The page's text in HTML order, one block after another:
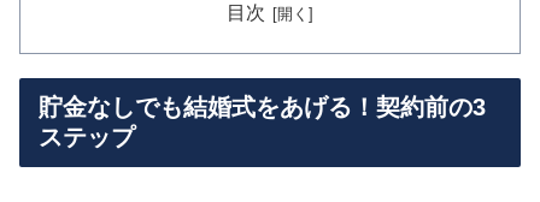
目次
貯金なしでも結婚式をあげる！契約前の3
ステップ